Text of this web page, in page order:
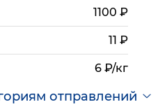
1100 ₽
11 ₽
6 ₽/кг
отправлений